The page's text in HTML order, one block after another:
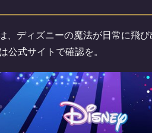
、ディズニーの魔法が日常に飛
公式サイトで確認を。